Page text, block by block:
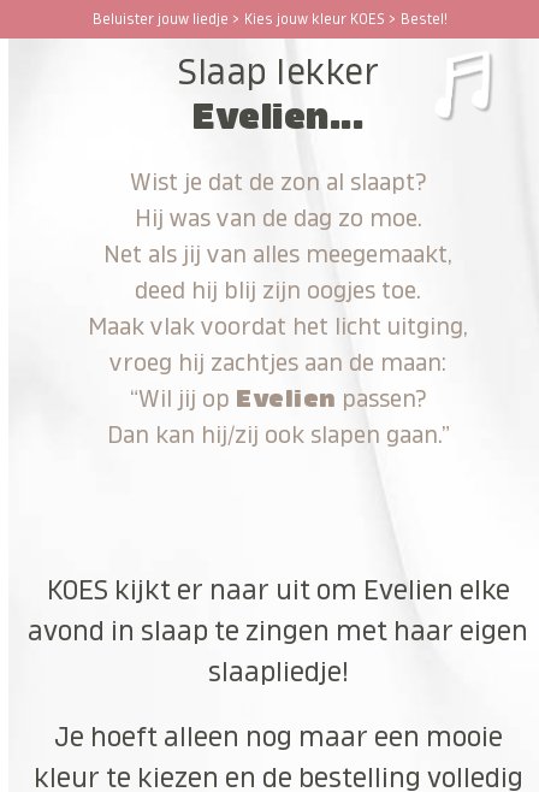
Beluister jouw liedje > Kies jouw kleur KOES > Bestel!
Open
Close
Slaap lekker
Evelien...
Wist je dat de zon al slaapt?
Hij was van de dag zo moe.
Net als jij van alles meegemaakt,
deed hij blij zijn oogjes toe.
Maak vlak voordat het licht uitging,
vroeg hij zachtjes aan de maan:
“Wil jij op Evelien passen?
Dan kan hij/zij ook slapen gaan.”
KOES kijkt er naar uit om Evelien elke
avond in slaap te zingen met haar eigen
slaapliedje!
Je hoeft alleen nog maar een mooie
kleur te kiezen en de bestelling volledig